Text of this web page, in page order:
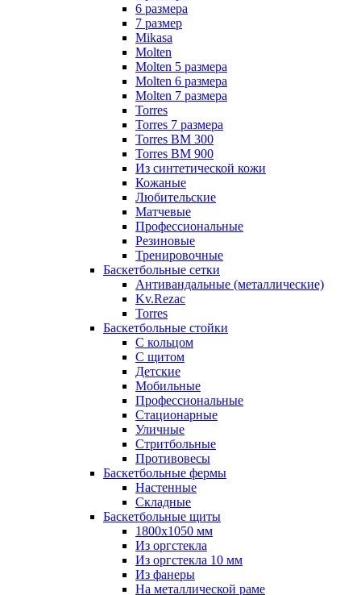
6 размера
7 размер
Mikasa
Molten
Molten 5 размера
Molten 6 размера
Molten 7 размера
Torres
Torres 7 размера
Torres BM 300
Torres BM 900
Из синтетической кожи
Кожаные
Любительские
Матчевые
Профессиональные
Резиновые
Тренировочные
Баскетбольные сетки
Антивандальные (металлические)
Kv.Rezac
Torres
Баскетбольные стойки
С кольцом
С щитом
Детские
Мобильные
Профессиональные
Стационарные
Уличные
Стритбольные
Противовесы
Баскетбольные фермы
Настенные
Складные
Баскетбольные щиты
1800х1050 мм
Из оргстекла
Из оргстекла 10 мм
Из фанеры
На металлической раме